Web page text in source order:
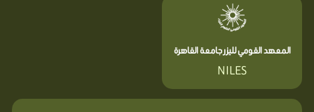
المعهد القومي لليزر جامعة القاهرة
NILES